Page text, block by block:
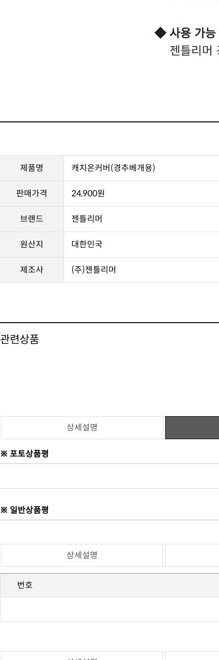
제품명 캐치온커버(경추베개용)
판매가격 24,900원
브랜드 젠틀리머
원산지 대한민국
제조사 (주)젠틀리머
관련상품
상세설명
※ 포토상품평
※ 일반상품평
상세설명
번호